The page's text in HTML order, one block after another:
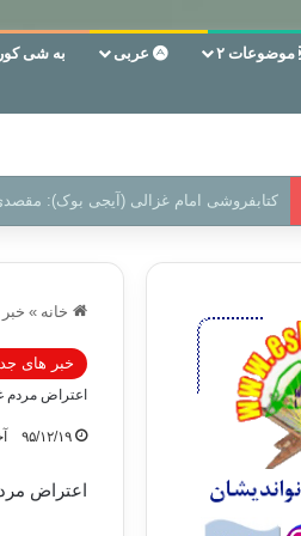
موضوعات ۲ عربی به شی
سر دفتر فساد در زمین‌، دوری وکناره‌گیری
خانه »
خبر های
اعتراض
۹۵/۱۲/۱۹
اعتراض